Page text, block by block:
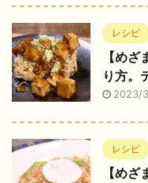
レシピ
【め
り方。
2023/
レシピ
【め